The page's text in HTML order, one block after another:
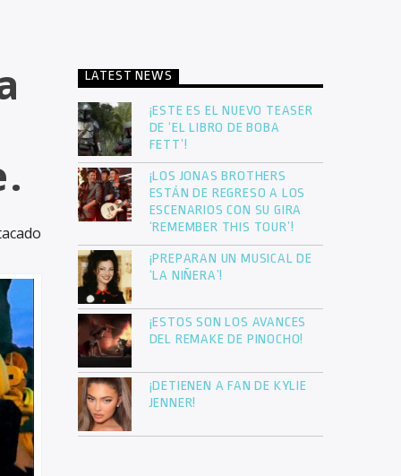
LATEST NEWS
¡ESTE ES EL NUEVO TEASER
DE ‘EL LIBRO DE BOBA
FETT’!
¡LOS JONAS BROTHERS
ESTÁN DE REGRESO A LOS
ESCENARIOS CON SU GIRA
‘REMEMBER THIS TOUR’!
¡PREPARAN UN MUSICAL DE
‘LA NIÑERA’!
¡ESTOS SON LOS AVANCES
DEL REMAKE DE PINOCHO!
¡DETIENEN A FAN DE KYLIE
JENNER!